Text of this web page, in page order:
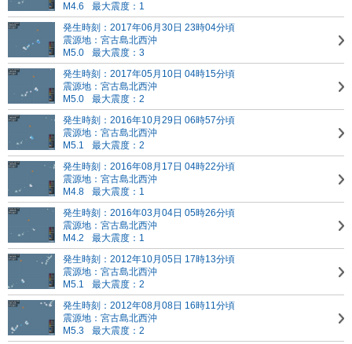
M4.6
最大震度：1
発生時刻：2017年06月30日 23時04分頃
震源地：宮古島北西沖
M5.0
最大震度：3
発生時刻：2017年05月10日 04時15分頃
震源地：宮古島北西沖
M5.0
最大震度：2
発生時刻：2016年10月29日 06時57分頃
震源地：宮古島北西沖
M5.1
最大震度：2
発生時刻：2016年08月17日 04時22分頃
震源地：宮古島北西沖
M4.8
最大震度：1
発生時刻：2016年03月04日 05時26分頃
震源地：宮古島北西沖
M4.2
最大震度：1
発生時刻：2012年10月05日 17時13分頃
震源地：宮古島北西沖
M5.1
最大震度：2
発生時刻：2012年08月08日 16時11分頃
震源地：宮古島北西沖
M5.3
最大震度：2